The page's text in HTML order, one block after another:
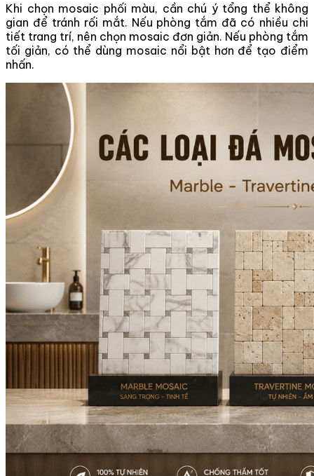
Khi chọn mosaic phối màu, cần chú ý tổng thể không
gian để tránh rối mắt. Nếu phòng tắm đã có nhiều chi
tiết trang trí, nên chọn mosaic đơn giản. Nếu phòng tắm
tối giản, có thể dùng mosaic nổi bật hơn để tạo điểm
nhấn.